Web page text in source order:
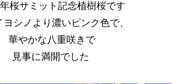
桜サミット記念植樹桜です
ヨシノより濃いピンク色で、
華やかな八重咲きで
見事に満開でした